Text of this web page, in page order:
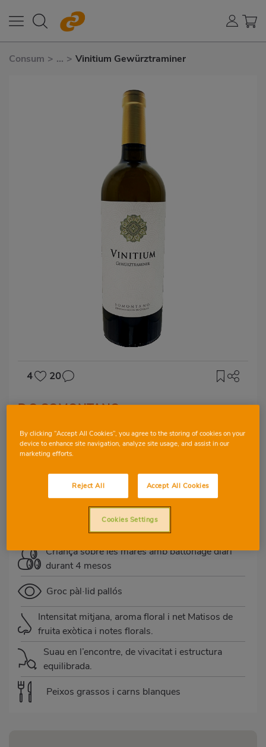
Consum > ... > Vinitium Gewürztraminer
4 20
D.O SOMONTANO
Vinitium
Gewürztraminer
GEWÜRZTRAMINER
Criança sobre les mares amb battonage diari
durant 4 mesos
Groc pàl·lid pallós
Intensitat mitjana, aroma floral i net Matisos de
fruita exòtica i notes florals.
Suau en l’encontre, de vivacitat i estructura
equilibrada.
Peixos grassos i carns blanques
By clicking “Accept All Cookies”, you agree to the storing of cookies on your
device to enhance site navigation, analyze site usage, and assist in our
marketing efforts.
Reject All Accept All Cookies
Cookies Settings